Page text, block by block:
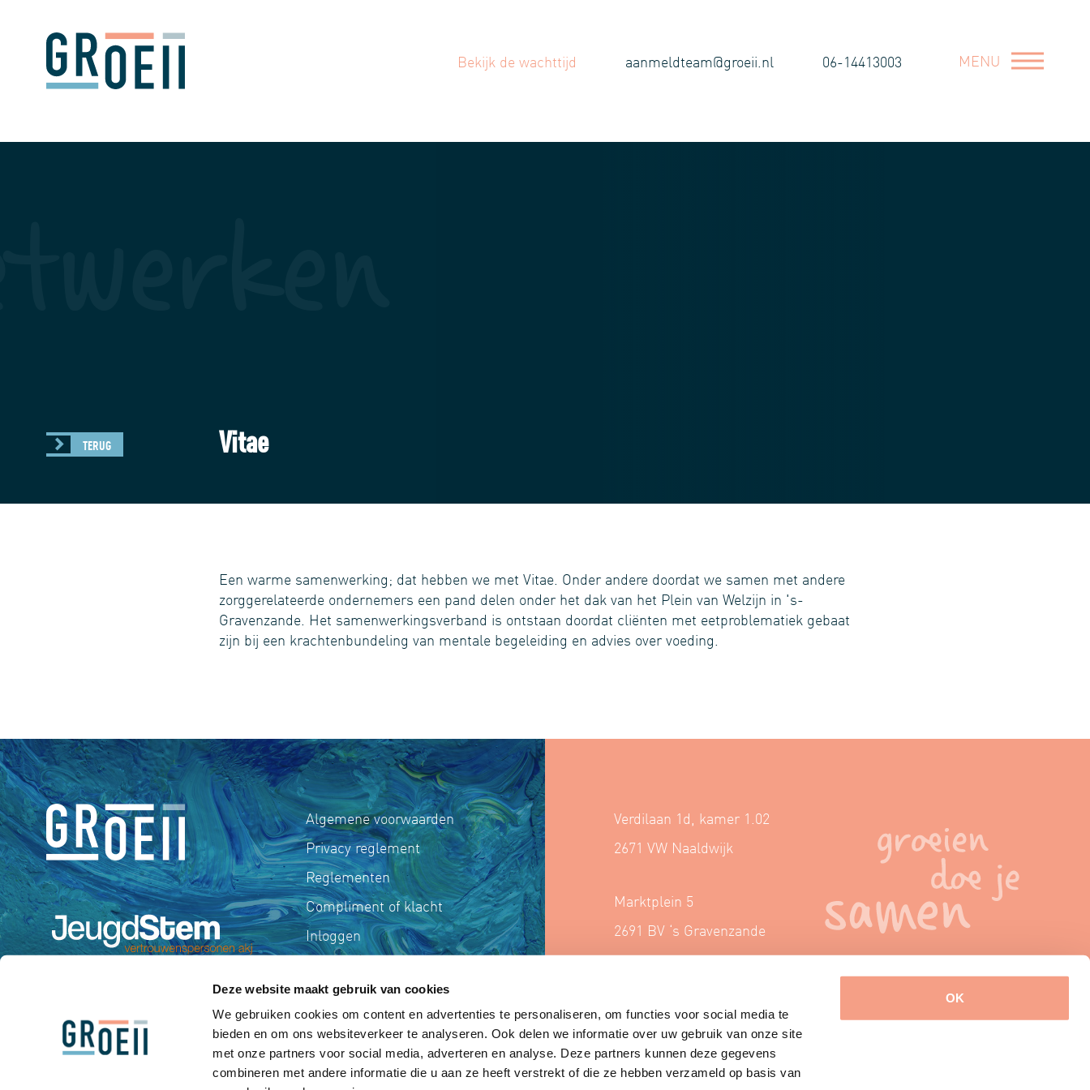
Deze website maakt gebruik van cookies
We gebruiken cookies om content en advertenties te personaliseren, om functies voor social media te
bieden en om ons websiteverkeer te analyseren. Ook delen we informatie over uw gebruik van onze site
met onze partners voor social media, adverteren en analyse. Deze partners kunnen deze gegevens
combineren met andere informatie die u aan ze heeft verstrekt of die ze hebben verzameld op basis van
OK
Bekijk de wachttijd aanmeldteam@groeii.nl 06-14413003 MENU
TERUG Vitae
Een warme samenwerking; dat hebben we met Vitae. Onder andere doordat we samen met andere
zorggerelateerde ondernemers een pand delen onder het dak van het Plein van Welzijn in 's-
Gravenzande. Het samenwerkingsverband is ontstaan doordat cliënten met eetproblematiek gebaat
zijn bij een krachtenbundeling van mentale begeleiding en advies over voeding.
Algemene voorwaarden
Privacy reglement
Reglementen
Compliment of klacht
Inloggen
Verdilaan 1d, kamer 1.02
2671 VW Naaldwijk
Marktplein 5
2691 BV ‘s Gravenzande
06-14413003